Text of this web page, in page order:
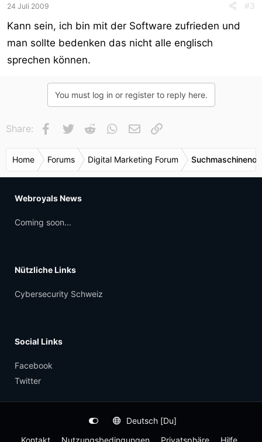
24 Juli 2009 #3
Kann sein, ich bin mit der Software zufrieden und
man sollte bedenken das nicht alle englisch
sprechen können.
You must log in or register to reply here.
Share: Facebook
Twitter Reddit WhatsApp
E-Mail
Home Forums Digital Marketing Forum
Webroyals News
Coming soon...
Nützliche Links
Cybersecurity Schweiz
Social Links
Facebook
Twitter
Deutsch [Du]
Kontakt
Nutzungsbedingungen Privatsphäre Hilfe